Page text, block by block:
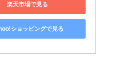
楽天市場で見る
ショッピングで見る